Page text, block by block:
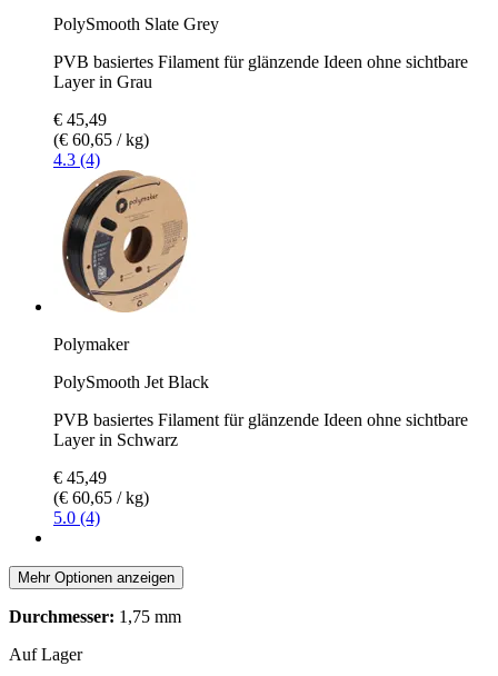
PolySmooth Slate Grey
PVB basiertes Filament für glänzende Ideen ohne sichtbare
Layer in Grau
€ 45,49
(€ 60,65 / kg)
4.3 (4)
Polymaker
PolySmooth Jet Black
PVB basiertes Filament für glänzende Ideen ohne sichtbare
Layer in Schwarz
€ 45,49
(€ 60,65 / kg)
5.0 (4)
Mehr Optionen anzeigen
Durchmesser: 1,75 mm
Auf Lager